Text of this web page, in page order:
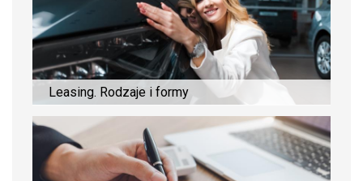
Leasing. Rodzaje i formy